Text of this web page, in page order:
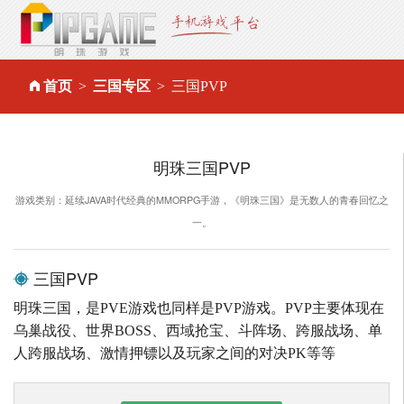
首页 三国专区 三国PVP
明珠三国PVP
游戏类别：延续JAVA时代经典的MMORPG手游，《明珠三国》是无数人的青春回忆之
一。
三国PVP
明珠三国，是PVE游戏也同样是PVP游戏。PVP主要体现在
乌巢战役、世界BOSS、西域抢宝、斗阵场、跨服战场、单
人跨服战场、激情押镖以及玩家之间的对决PK等等